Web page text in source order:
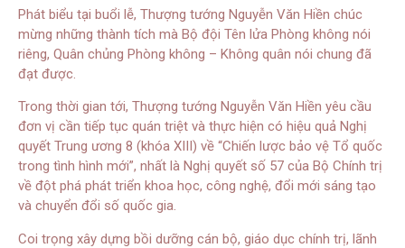
Phát biểu tại buổi lễ, Thượng tướng Nguyễn Văn Hiền chúc
mừng những thành tích mà Bộ đội Tên lửa Phòng không nói
riêng, Quân chủng Phòng không – Không quân nói chung đã
đạt được.
Trong thời gian tới, Thượng tướng Nguyễn Văn Hiền yêu cầu
đơn vị cần tiếp tục quán triệt và thực hiện có hiệu quả Nghị
quyết Trung ương 8 (khóa XIII) về “Chiến lược bảo vệ Tổ quốc
trong tình hình mới”, nhất là Nghị quyết số 57 của Bộ Chính trị
về đột phá phát triển khoa học, công nghệ, đổi mới sáng tạo
và chuyển đổi số quốc gia.
Coi trọng xây dựng bồi dưỡng cán bộ, giáo dục chính trị, lãnh